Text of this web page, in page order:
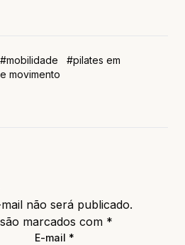
#mobilidade
#pilates em
movimento
não será publicado.
marcados com *
E-mail *